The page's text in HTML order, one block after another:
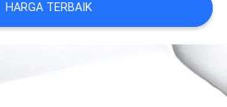
HARGA TERBAIK